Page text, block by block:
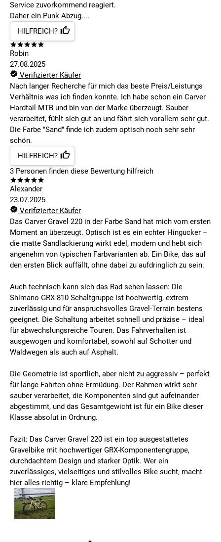
Service zuvorkommend reagiert.
Daher ein Punk Abzug....
HILFREICH?
Robin
27.08.2025
Verifizierter Käufer
Nach langer Recherche für mich das beste Preis/Leistungs
Verhältnis was ich finden konnte. Ich habe schon ein Carver
Hardtail MTB und bin von der Marke überzeugt. Sauber
verarbeitet, fühlt sich gut an und fährt sich vorallem sehr gut.
Die Farbe "Sand" finde ich zudem optisch noch sehr sehr
schön.
HILFREICH?
3 Personen finden diese Bewertung hilfreich
Alexander
23.07.2025
Verifizierter Käufer
Das Carver Gravel 220 in der Farbe Sand hat mich vom ersten
Moment an überzeugt. Optisch ist es ein echter Hingucker –
die matte Sandlackierung wirkt edel, modern und hebt sich
angenehm von typischen Farbvarianten ab. Ein Bike, das auf
den ersten Blick auffällt, ohne dabei zu aufdringlich zu sein.
Auch technisch kann sich das Rad sehen lassen: Die
Shimano GRX 810 Schaltgruppe ist hochwertig, extrem
zuverlässig und für anspruchsvolles Gravel-Terrain bestens
geeignet. Die Schaltung arbeitet schnell und präzise – ideal
für abwechslungsreiche Touren. Das Fahrverhalten ist
ausgewogen und komfortabel, sowohl auf Schotter und
Waldwegen als auch auf Asphalt.
Die Geometrie ist sportlich, aber nicht zu aggressiv – perfekt
für lange Fahrten ohne Ermüdung. Der Rahmen wirkt sehr
sauber verarbeitet, die Komponenten sind gut aufeinander
abgestimmt, und das Gesamtgewicht ist für ein Bike dieser
Klasse absolut in Ordnung.
Fazit: Das Carver Gravel 220 ist ein top ausgestattetes
Gravelbike mit hochwertiger GRX-Komponentengruppe,
durchdachtem Design und starker Optik. Wer ein
zuverlässiges, vielseitiges und stilvolles Bike sucht, macht
hier alles richtig – klare Empfehlung!